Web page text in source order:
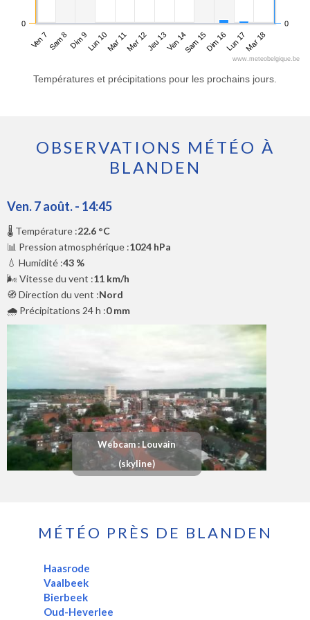
Ven 7Sam 8Dim 9Lun 10Mar 11Mer 12Jeu 13Ven 14Sam 15Dim 16Lun 17Mar 18
0 0
www.meteobelgique.be
Températures et précipitations pour les prochains jours.
OBSERVATIONS MÉTÉO À
BLANDEN
Ven. 7 août. - 14:45
🌡️ Température :22.6 °C
📊 Pression atmosphérique :1024 hPa
💧 Humidité :43 %
🌬️ Vitesse du vent :11 km/h
🧭 Direction du vent :Nord
🌧️ Précipitations 24 h :0 mm
Webcam : Louvain
(skyline)
MÉTÉO PRÈS DE BLANDEN
Haasrode
Vaalbeek
Bierbeek
Oud-Heverlee